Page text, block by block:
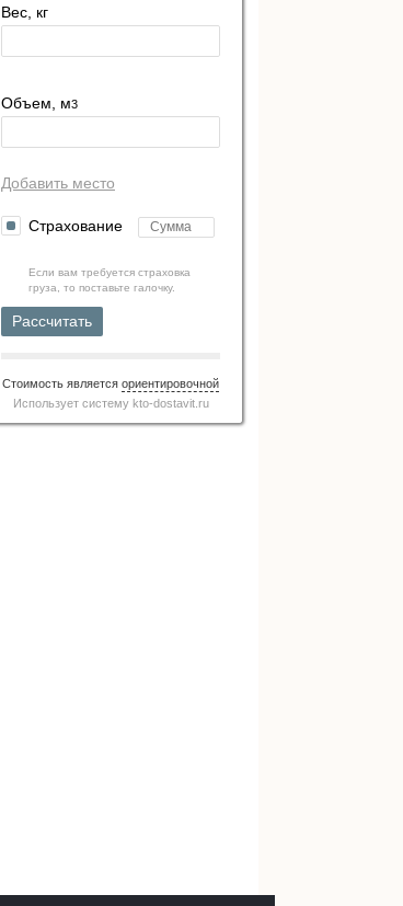
Вес, кг
Объем, м3
Добавить место
Страхование
Если вам требуется страховка
груза, то поставьте галочку.
Рассчитать
Стоимость является ориентировочной
Использует систему kto-dostavit.ru